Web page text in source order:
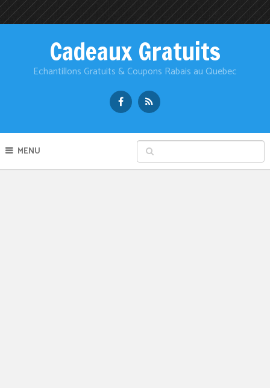
Cadeaux Gratuits
Echantillons Gratuits & Coupons Rabais au Quebec
MENU